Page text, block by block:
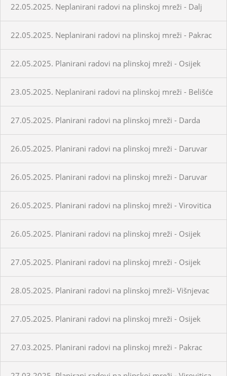
22.05.2025. Neplanirani radovi na plinskoj mreži - Dalj
22.05.2025. Neplanirani radovi na plinskoj mreži - Pakrac
22.05.2025. Planirani radovi na plinskoj mreži - Osijek
23.05.2025. Neplanirani radovi na plinskoj mreži - Belišće
27.05.2025. Planirani radovi na plinskoj mreži - Darda
26.05.2025. Planirani radovi na plinskoj mreži - Daruvar
26.05.2025. Planirani radovi na plinskoj mreži - Daruvar
26.05.2025. Planirani radovi na plinskoj mreži - Virovitica
26.05.2025. Planirani radovi na plinskoj mreži - Osijek
27.05.2025. Planirani radovi na plinskoj mreži - Osijek
28.05.2025. Planirani radovi na plinskoj mreži- Višnjevac
27.05.2025. Planirani radovi na plinskoj mreži - Osijek
27.03.2025. Planirani radovi na plinskoj mreži - Pakrac